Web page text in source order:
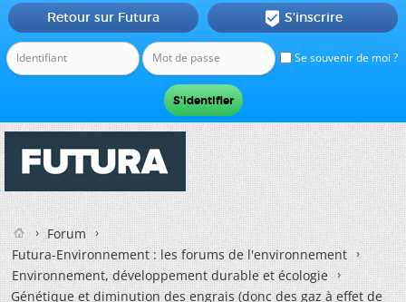
Se souvenir de moi ?
Retour sur Futura  S'inscrire
Forum
Futura-Environnement : les forums de l'environnement
Environnement, développement durable et écologie
Génétique et diminution des engrais (donc des gaz à effet de